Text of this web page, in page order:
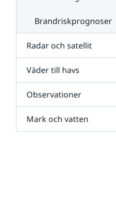
Brandriskprognoser
Radar och satellit
Väder till havs
Observationer
Mark och vatten